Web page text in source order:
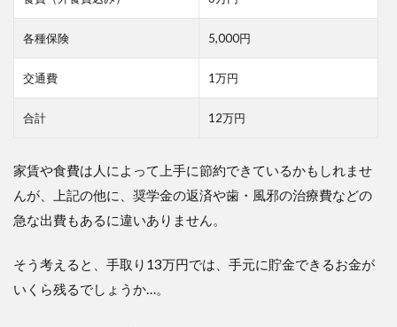
各種保険 5,000円
交通費 1万円
合計 12万円
家賃や食費は人によって上手に節約できているかもしれませ
んが、上記の他に、奨学金の返済や歯・風邪の治療費などの
急な出費もあるに違いありません。
そう考えると、手取り13万円では、手元に貯金できるお金が
いくら残るでしょうか…。